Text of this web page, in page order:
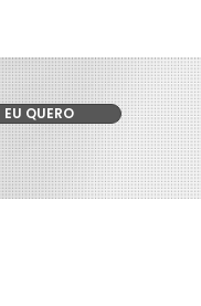
EU QUERO